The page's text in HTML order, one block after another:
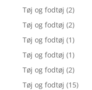
Tøj og fodtøj (2)
Tøj og fodtøj (2)
Tøj og fodtøj (1)
Tøj og fodtøj (1)
Tøj og fodtøj (2)
Tøj og fodtøj (15)